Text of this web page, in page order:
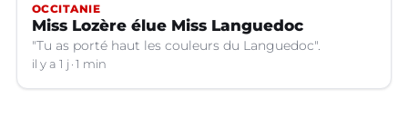
OCCITANIE
Miss Lozère élue Miss Languedoc
"Tu as porté haut les couleurs du Languedoc".
il y a 1 j 1 min